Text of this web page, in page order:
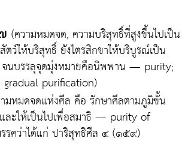
(ความหมดจด, ความบริสุทธิ์ที่สูงขึ้นไปเป็น
ตว์ให้บริสุทธิ์ ยังไตรสิกขาให้บริบูรณ์เป็น
นบรรลุจุดมุ่งหมายคือนิพพาน — purity;
purification)
มหมดจดแห่งศีล คือ รักษาศีลตามภูมิขั้น
ละให้เป็นไปเพื่อสมาธิ — purity of
รคว่าได้แก่ ปาริสุทธิศีล ๔ (๑๕๙)